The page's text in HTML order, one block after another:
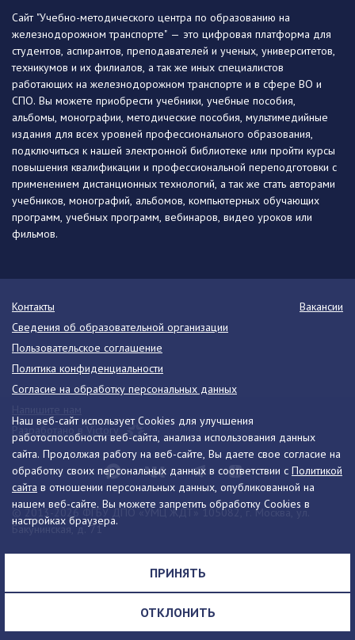
Наш веб-сайт использует Cookies для улучшения
работоспособности веб-сайта, анализа использования данных
сайта. Продолжая работу на веб-сайте, Вы даете свое согласие на
обработку своих персональных данных в соответствии с Политикой
сайта в отношении персональных данных, опубликованной на
нашем веб-сайте. Вы можете запретить обработку Cookies в
настройках браузера.
ПРИНЯТЬ
ОТКЛОНИТЬ
Сайт "Учебно-методического центра по образованию на
железнодорожном транспорте" — это цифровая платформа для
студентов, аспирантов, преподавателей и ученых, университетов,
техникумов и их филиалов, а так же иных специалистов
работающих на железнодорожном транспорте и в сфере ВО и
СПО. Вы можете приобрести учебники, учебные пособия,
альбомы, монографии, методические пособия, мультимедийные
издания для всех уровней профессионального образования,
подключиться к нашей электронной библиотеке или пройти курсы
повышения квалификации и профессиональной переподготовки с
применением дистанционных технологий, а так же стать авторами
учебников, монографий, альбомов, компьютерных обучающих
программ, учебных программ, вебинаров, видео уроков или
фильмов.
© 2013-2026 ФГБУ ДПО «УМЦ ЖДТ» 105082, г. Москва, ул.
Бакунинская, д. 71
Телефон:8 (495) 739-00-30 info@umczdt.ru
схема проезда
Контакты
Вакансии
Сведения об образовательной организации
Пользовательское соглашение
Политика конфиденциальности
Согласие на обработку персональных данных
Разработано в Victory